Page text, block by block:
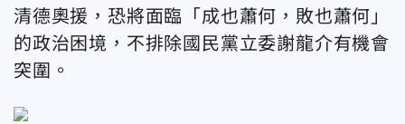
清德奧援，恐將面臨「成也蕭何，敗也蕭何」
的政治困境，不排除國民黨立委謝龍介有機會
突圍。